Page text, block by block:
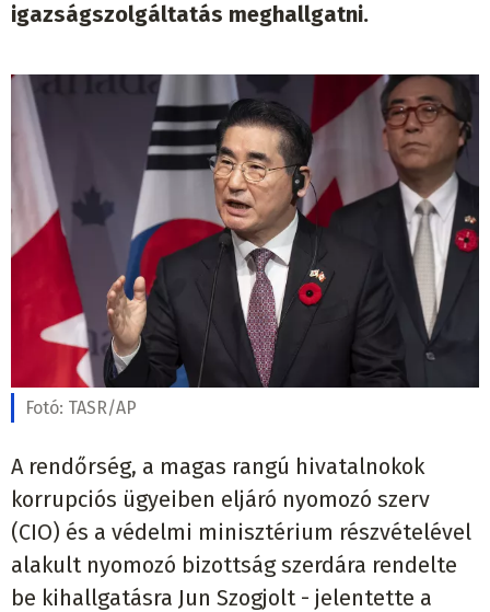
igazságszolgáltatás meghallgatni.
Fotó: TASR/AP
A rendőrség, a magas rangú hivatalnokok
korrupciós ügyeiben eljáró nyomozó szerv
(CIO) és a védelmi minisztérium részvételével
alakult nyomozó bizottság szerdára rendelte
be kihallgatásra Jun Szogjolt - jelentette a